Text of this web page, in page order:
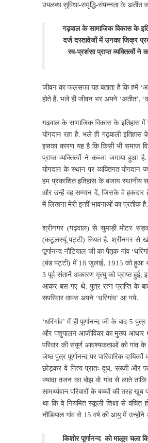
उपलब्ध सुविधा-स‌मृद्धि-संपन्नता के
गढ़वाल के सामाजिक विकास के
दर्ज दस्तावेजों में उनका जिक्र
स्व-प्रशंसा प्राप्त व्यक्तित्वों
जीवन का फलसफा यह बताता है कि हमें
होते हैं. भले ही जीवन भर अपने ‘अतीत’,
गढ़वाल के सामाजिक विकास के इतिहास में
योगदान रहा है. भले ही गढ़वाली
इसका कारण यह है कि किसी भी समाज
प्राप्त व्यक्तित्वों ने कब्जा जमाया हुआ
योगदान के स्थान पर व्यक्तिगत
हम प्रकाशित इतिहास के बजाय स्थानीय
और उन्हें वह सम्मान दें, जिसके वे हकदार हैं.
में लिखना मेरी इन्हीं भावनाओं का प्रतीक है.
श्रीनगर (गढ़वाल) से सुमाड़ी मोटर
(कटूलस्यूं पट्टी) स्थित है. श्रीनगर से
पूर्णानन्द नौटियाल जी का पैतृक गांव
(बंड पट्टी) में 18 जुलाई, 1915 को हुआ था.
3 पूर्व संतानें अकारण मृत्यु को प्राप्त हुई,
आकर बस गए थे. पुत्र रत्न प्राप्ति के
सपरिवार वापस अपने ‘धरिगांव’ आ गये.
‘धरिगांव’ में ही पूर्णानन्द जी के बाद 5
और पशुपालन आजीविका का मुख्य आधार
परिवार की संपूर्ण आवश्यकताओं को गांव
जेष्ठ पुत्र पूर्णानन्द पर पारिवारिक
छोड़कर वे नित्य प्रातः दूध, सब्जी और
ज्यादा वजन का बोझ वो गांव से लाते
सामर्थ्यवान परिवारों के बच्चों की तरह
था कि वे नियमित स्कूली शिक्षा से
नौडियाल गांव से 15 वर्ष की आयु में उन्होंने
किशोर पूर्णानन्द को मालूम चला